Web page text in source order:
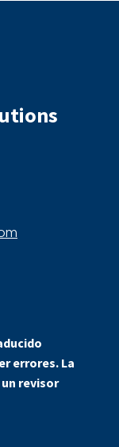
errores. La
revisor